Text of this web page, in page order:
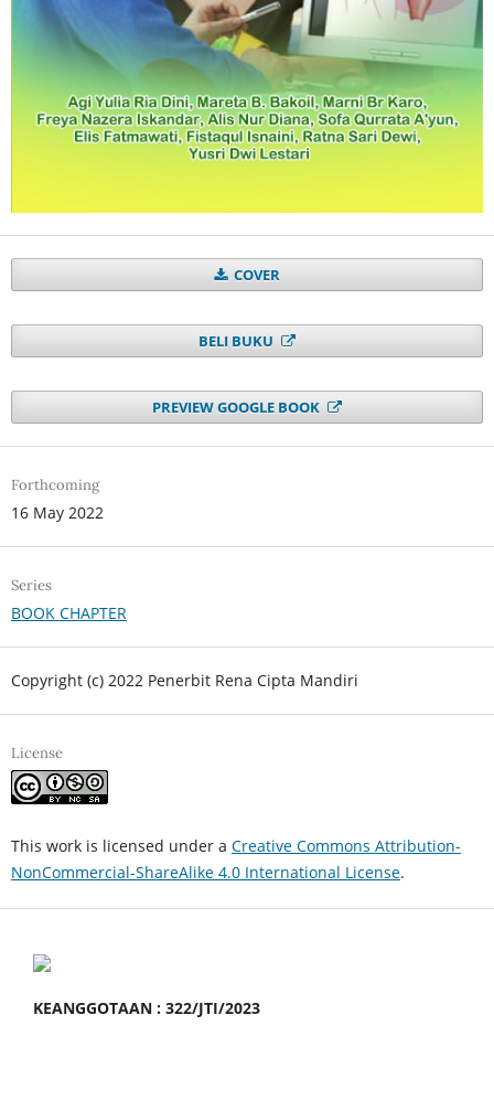
COVER
BELI BUKU
PREVIEW GOOGLE BOOK
Forthcoming
16 May 2022
Series
BOOK CHAPTER
Copyright (c) 2022 Penerbit Rena Cipta Mandiri
License
This work is licensed under a Creative Commons Attribution-
NonCommercial-ShareAlike 4.0 International License.
KEANGGOTAAN : 322/JTI/2023